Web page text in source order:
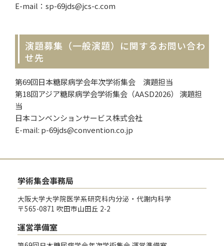
E-mail：sp-69jds@jcs-c.com
演題募集（一般演題）に関するお問い合わ
せ先
第69回日本糖尿病学会年次学術集会 演題担当
第18回アジア糖尿病学会学術集会（AASD2026） 演題担
当
日本コンベンションサービス株式会社
E-mail: p-69jds@convention.co.jp
学術集会事務局
大阪大学大学院医学系研究科内分泌・代謝内科学
〒565-0871 吹田市山田丘 2-2
運営準備室